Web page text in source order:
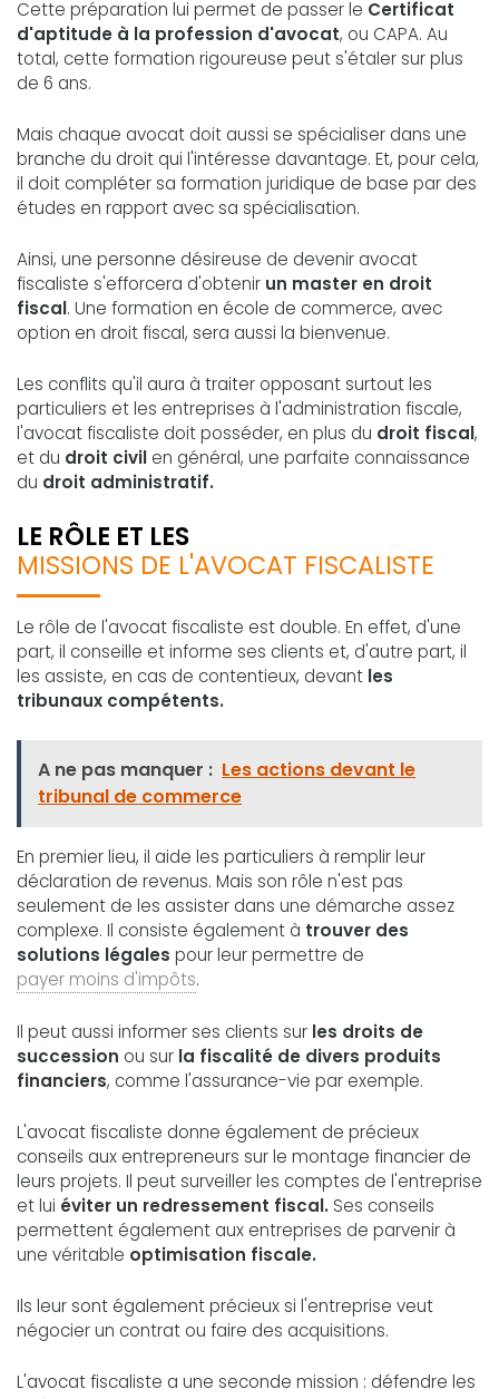
Cette préparation lui permet de passer le Certificat
d'aptitude à la profession d'avocat, ou CAPA. Au
total, cette formation rigoureuse peut s'étaler sur plus
de 6 ans.
Mais chaque avocat doit aussi se spécialiser dans une
branche du droit qui l'intéresse davantage. Et, pour cela,
il doit compléter sa formation juridique de base par des
études en rapport avec sa spécialisation.
Ainsi, une personne désireuse de devenir avocat
fiscaliste s'efforcera d'obtenir un master en droit
fiscal. Une formation en école de commerce, avec
option en droit fiscal, sera aussi la bienvenue.
Les conflits qu'il aura à traiter opposant surtout les
particuliers et les entreprises à l'administration fiscale,
l'avocat fiscaliste doit posséder, en plus du droit fiscal,
et du droit civil en général, une parfaite connaissance
du droit administratif.
LE RÔLE ET LES
MISSIONS DE L'AVOCAT FISCALISTE
Le rôle de l'avocat fiscaliste est double. En effet, d'une
part, il conseille et informe ses clients et, d'autre part, il
les assiste, en cas de contentieux, devant les
tribunaux compétents.
A ne pas manquer : Les actions devant le
tribunal de commerce
En premier lieu, il aide les particuliers à remplir leur
déclaration de revenus. Mais son rôle n'est pas
seulement de les assister dans une démarche assez
complexe. Il consiste également à trouver des
solutions légales pour leur permettre de
payer moins d'impôts.
Il peut aussi informer ses clients sur les droits de
succession ou sur la fiscalité de divers produits
financiers, comme l'assurance-vie par exemple.
L'avocat fiscaliste donne également de précieux
conseils aux entrepreneurs sur le montage financier de
leurs projets. Il peut surveiller les comptes de l'entreprise
et lui éviter un redressement fiscal. Ses conseils
permettent également aux entreprises de parvenir à
une véritable optimisation fiscale.
Ils leur sont également précieux si l'entreprise veut
négocier un contrat ou faire des acquisitions.
L'avocat fiscaliste a une seconde mission : défendre les